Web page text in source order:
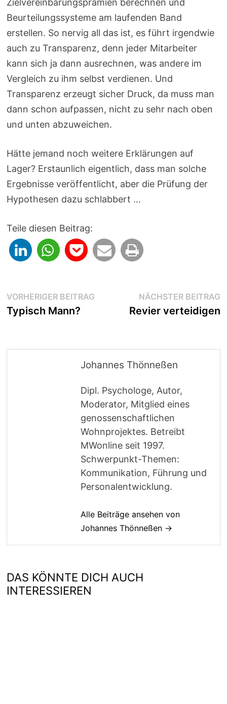
Beurteilungssysteme am laufenden Band
erstellen. So nervig all das ist, es führt irgendwie
auch zu Transparenz, denn jeder Mitarbeiter
kann sich ja dann ausrechnen, was andere im
Vergleich zu ihm selbst verdienen. Und
Transparenz erzeugt sicher Druck, da muss man
dann schon aufpassen, nicht zu sehr nach oben
und unten abzuweichen.
Hätte jemand noch weitere Erklärungen auf
Lager? Erstaunlich eigentlich, dass man solche
Ergebnisse veröffentlicht, aber die Prüfung der
Hypothesen dazu schlabbert …
Teile diesen Beitrag:
Beitragsnavigation
VORHERIGER BEITRAG Vorheriger
Typisch Mann?
NÄCHSTER BEITRAG
Revier verteidigen
Johannes Thönneßen
Dipl. Psychologe, Autor,
Moderator, Mitglied eines
genossenschaftlichen
Wohnprojektes. Betreibt
MWonline seit 1997.
Schwerpunkt-Themen:
Kommunikation, Führung und
Personalentwicklung.
Alle Beiträge ansehen von
Johannes Thönneßen →
DAS KÖNNTE DICH AUCH
INTERESSIEREN